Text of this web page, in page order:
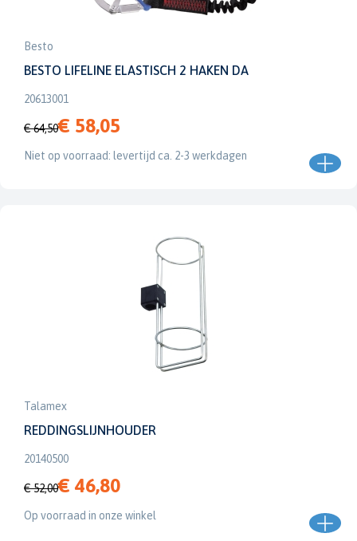
Besto
BESTO LIFELINE ELASTISCH 2 HAKEN DA
20613001
€ 64,50€ 58,05
Niet op voorraad: levertijd ca. 2-3 werkdagen
Talamex
REDDINGSLIJNHOUDER
20140500
€ 52,00€ 46,80
Op voorraad in onze winkel